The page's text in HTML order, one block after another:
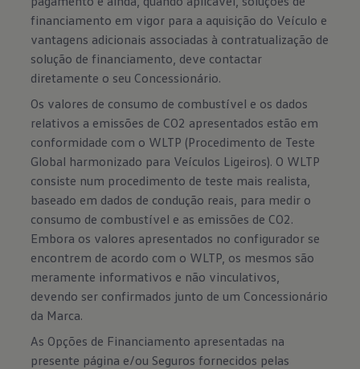
financiamento em vigor para a aquisição do Veículo e
vantagens adicionais associadas à contratualização de
solução de financiamento, deve contactar
diretamente o seu Concessionário.
Os valores de consumo de combustível e os dados
relativos a emissões de CO2 apresentados estão em
conformidade com o WLTP (Procedimento de Teste
Global harmonizado para Veículos Ligeiros). O WLTP
consiste num procedimento de teste mais realista,
baseado em dados de condução reais, para medir o
consumo de combustível e as emissões de CO2.
Embora os valores apresentados no configurador se
encontrem de acordo com o WLTP, os mesmos são
meramente informativos e não vinculativos,
devendo ser confirmados junto de um Concessionário
da Marca.
As Opções de Financiamento apresentadas na
presente página e/ou Seguros fornecidos pelas